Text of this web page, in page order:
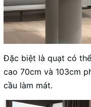
Đặc biệt là quạt có
cao 70cm và 103cm
cầu làm mát.